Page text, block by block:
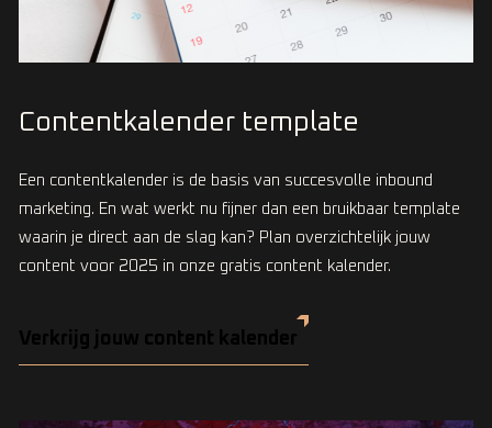
Contentkalender template
Een contentkalender is de basis van succesvolle inbound
marketing. En wat werkt nu fijner dan een bruikbaar template
waarin je direct aan de slag kan? Plan overzichtelijk jouw
content voor 2025 in onze gratis content kalender.
Verkrijg jouw content kalender